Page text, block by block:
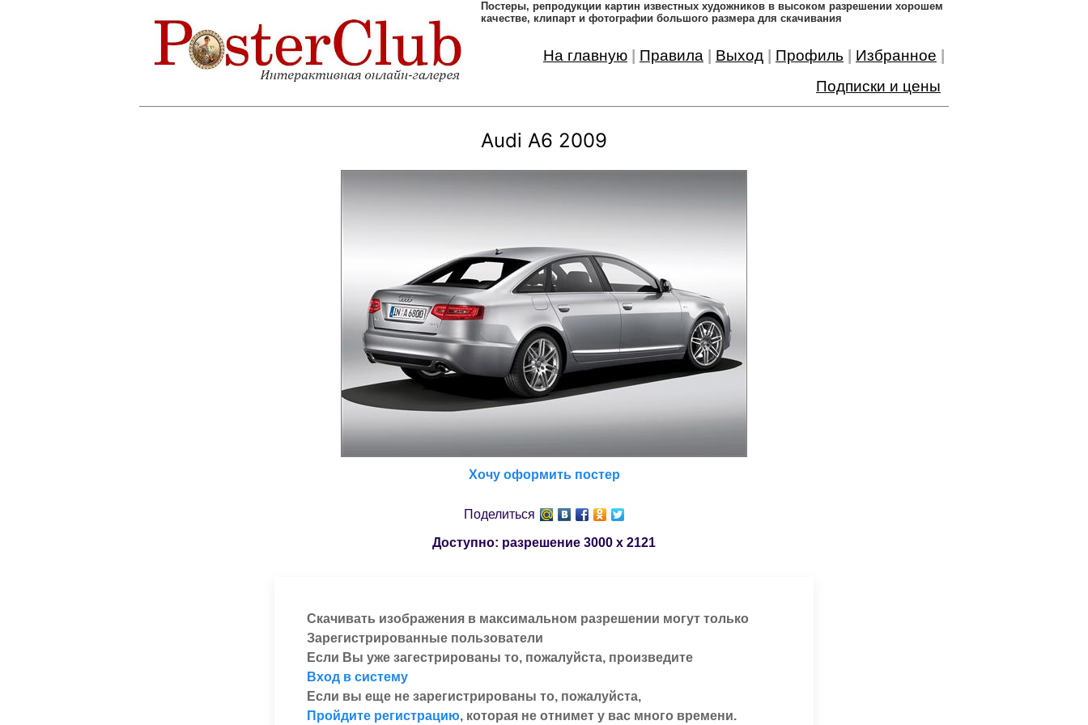
Постеры, pепродукции картин известных художников в высоком разрешении хорошем
качестве, клипарт и фотографии большого размера для скачивания
На главную Правила Выход Профиль Избранное
Подписки и цены
Audi A6 2009
Хочу оформить постер
Поделиться
Доступно: разрешение 3000 x 2121
Скачивать изображения в максимальном разрешении могут только
Зарегистрированные пользователи
Если Вы уже загестрированы то, пожалуйста, произведите
Вход в систему
Если вы еще не зарегистрированы то, пожалуйста,
Пройдите регистрацию, которая не отнимет у вас много времени.